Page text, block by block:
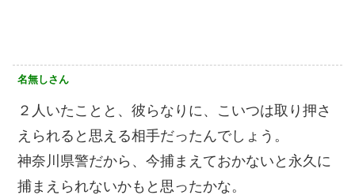
名無しさん
２人いたことと、彼らなりに、こいつは取り押さ
えられると思える相手だったんでしょう。
神奈川県警だから、今捕まえておかないと永久に
捕まえられないかもと思ったかな。